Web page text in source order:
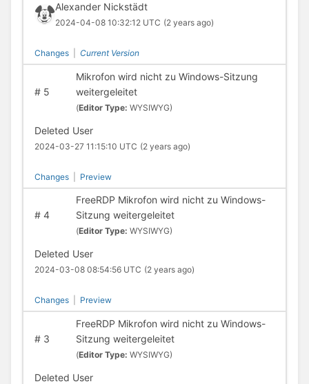
Alexander Nickstädt
2024-04-08 10:32:12 UTC (2 years ago)
Changes Current Version
#5
Mikrofon wird nicht zu Windows-Sitzung
weitergeleitet
(Editor Type: WYSIWYG)
Deleted User
2024-03-27 11:15:10 UTC (2 years ago)
Changes Preview
#4
FreeRDP Mikrofon wird nicht zu Windows-
Sitzung weitergeleitet
(Editor Type: WYSIWYG)
Deleted User
2024-03-08 08:54:56 UTC (2 years ago)
Changes Preview
#3
FreeRDP Mikrofon wird nicht zu Windows-
Sitzung weitergeleitet
(Editor Type: WYSIWYG)
Deleted User